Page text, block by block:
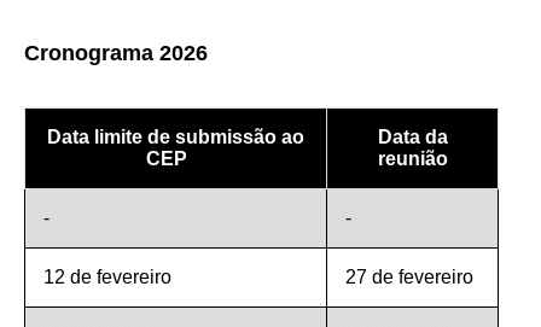
Cronograma 2026
Data limite de submissão ao
CEP
Data da
reunião
- -
12 de fevereiro 27 de fevereiro